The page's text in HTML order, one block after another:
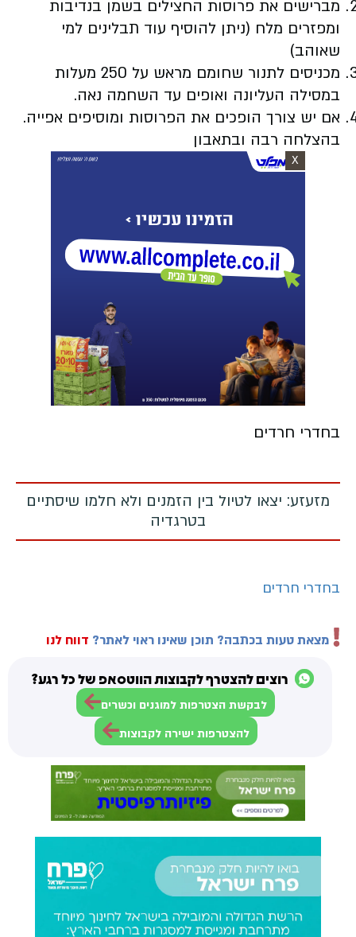
מברישים את פרוסות החצילים בשמן בנדיבות
ומפזרים מלח (ניתן להוסיף עוד תבלינים למי
שאוהב)
מכניסים לתנור שחומם מראש על 250 מעלות
במסילה העליונה ואופים עד השחמה נאה.
אם יש צורך הופכים את הפרוסות ומוסיפים אפייה.
בהצלחה רבה ובתאבון
X
בחדרי חרדים
מזעזע: יצאו לטיול בין הזמנים ולא חלמו שיסתיים
בטרגדיה
בחדרי חרדים
מצאת טעות בכתבה? תוכן שאינו ראוי לאתר? דווח לנו
רוצים להצטרף לקבוצות הווטסאפ של כל רגע?
לבקשת הצטרפות למוגנים וכשרים
להצטרפות ישירה לקבוצות